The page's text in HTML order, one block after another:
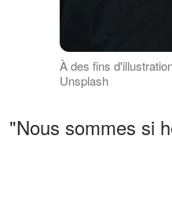
À des fins
Unsplash
"Nous sommes si